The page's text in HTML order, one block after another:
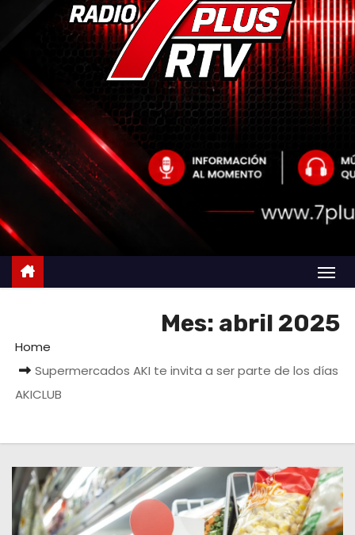
Mes: abril 2025
Home
Supermercados AKI te invita a ser parte de los días
AKICLUB